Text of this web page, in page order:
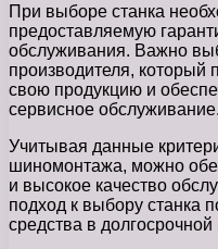
При выборе станка
предоставляемую
обслуживания. Важно
производителя, который
свою продукцию и
сервисное обслуживание.
Учитывая данные
шиномонтажа, можно
и высокое качество
подход к выбору станка
средства в долгосрочной